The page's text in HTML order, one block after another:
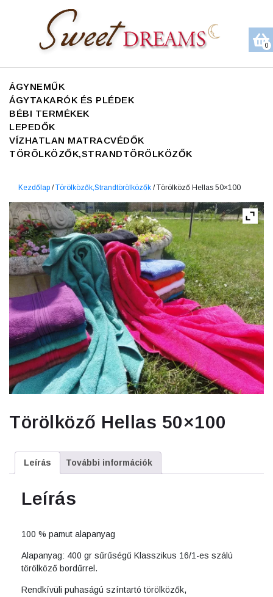
ÁGYNEMŰK
ÁGYTAKARÓK ÉS PLÉDEK
BÉBI TERMÉKEK
LEPEDŐK
VÍZHATLAN MATRACVÉDŐK
TÖRÖLKÖZŐK,STRANDTÖRÖLKÖZŐK
Kezdőlap /Törölközők,Strandtörölközők / Törölköző Hellas 50×100
Törölköző Hellas 50×100
Leírás További információk
Leírás
100 % pamut alapanyag
Alapanyag: 400 gr sűrűségű Klasszikus 16/1-es szálú
törölköző bordűrrel.
Rendkívüli puhaságú színtartó törölközők,
0